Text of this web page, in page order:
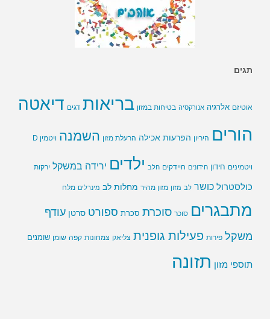
תגים
אוטיזם אלרגיה אנורקסיה בטיחות במזון בריאות דגים דיאטה
הורים היריון הפרעות אכילה הרעלת מזון השמנה ויטמין D
ויטמינים חידון חידונים חיידקים חלב ילדים ירידה במשקל ירקות
כולסטרול כושר לב מזון מזון מהיר מחלות לב מינרלים מלח
מתבגרים סוכר סוכרת סכרת ספורט סרטן עודף
משקל פירות פעילות גופנית צליאק צמחונות קפה שומן שומנים
תוספי מזון תזונה